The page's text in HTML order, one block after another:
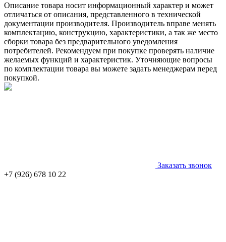
Описание товара носит информационный характер и может
отличаться от описания, представленного в технической
документации производителя. Производитель вправе менять
комплектацию, конструкцию, характеристики, а так же место
сборки товара без предварительного уведомления
потребителей. Рекомендуем при покупке проверять наличие
желаемых функций и характеристик. Уточняющие вопросы
по комплектации товара вы можете задать менеджерам перед
покупкой.
Заказать звонок
+7 (926) 678 10 22